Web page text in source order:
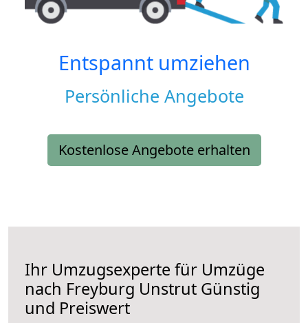
Entspannt umziehen
Persönliche Angebote
Kostenlose Angebote erhalten
Ihr Umzugsexperte für Umzüge
nach Freyburg Unstrut Günstig
und Preiswert